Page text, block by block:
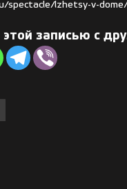
spectacle/lzhetsy-v-dome/
этой записью с